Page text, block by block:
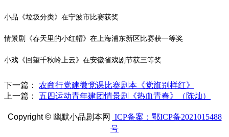
小品《垃圾分类》在宁波市比赛获奖
情景剧《春天里的小红帽》在上海浦东新区比赛获一等奖
小戏《回望千秋岭上云》在安徽省戏剧节获三等奖
下一篇：
农商行党建微党课比赛剧本《党旗别样红》
上一篇：
五四运动青年建团情景剧《热血青春》（陈灿）
Copyright © 幽默小品剧本网
ICP备案：鄂ICP备2021015488
号